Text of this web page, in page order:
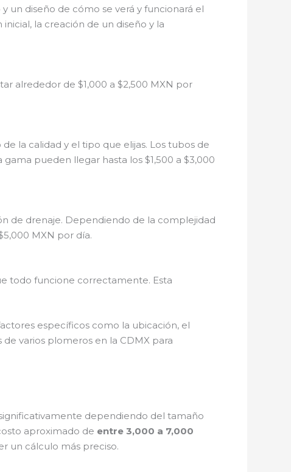
un diseño de cómo se verá y funcionará el
la creación de un diseño y la
alrededor de $1,000 a $2,500 MXN por
la calidad y el tipo que elijas. Los tubos de
pueden llegar hasta los $1,500 a $3,000
de drenaje. Dependiendo de la complejidad
MXN por día.
todo funcione correctamente. Esta
específicos como la ubicación, el
varios plomeros en la CDMX para
dependiendo del tamaño
aproximado de entre 3,000 a 7,000
un cálculo más preciso.